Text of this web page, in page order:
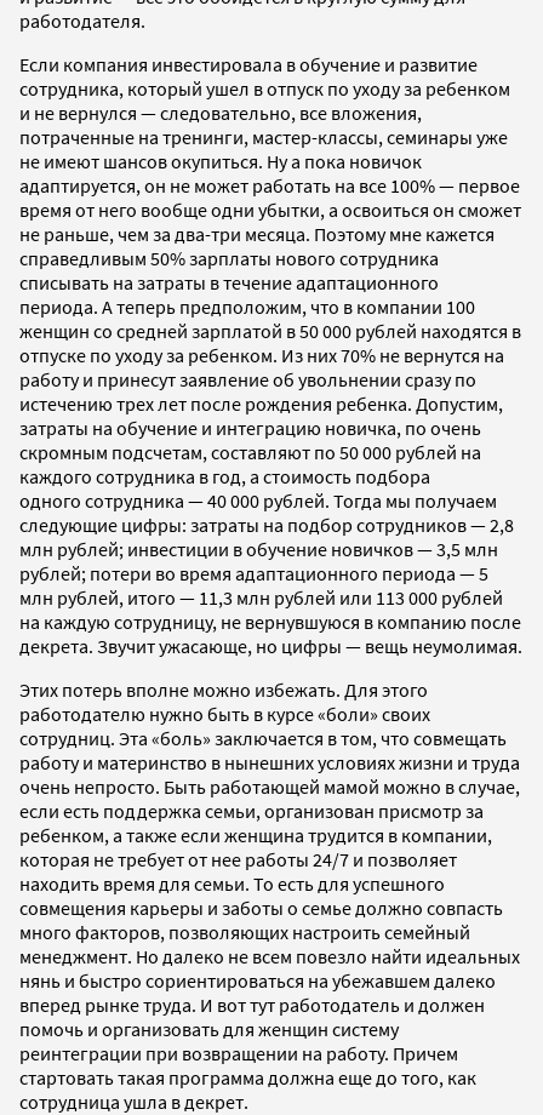
работодателя.
Если компания инвестировала в обучение и развитие
сотрудника, который ушел в отпуск по уходу за ребенком
и не вернулся — следовательно, все вложения,
потраченные на тренинги, мастер-классы, семинары уже
не имеют шансов окупиться. Ну а пока новичок
адаптируется, он не может работать на все 100% — первое
время от него вообще одни убытки, а освоиться он сможет
не раньше, чем за два-три месяца. Поэтому мне кажется
справедливым 50% зарплаты нового сотрудника
списывать на затраты в течение адаптационного
периода. А теперь предположим, что в компании 100
женщин со средней зарплатой в 50 000 рублей находятся в
отпуске по уходу за ребенком. Из них 70% не вернутся на
работу и принесут заявление об увольнении сразу по
истечению трех лет после рождения ребенка. Допустим,
затраты на обучение и интеграцию новичка, по очень
скромным подсчетам, составляют по 50 000 рублей на
каждого сотрудника в год, а стоимость подбора
одного сотрудника — 40 000 рублей. Тогда мы получаем
следующие цифры: затраты на подбор сотрудников — 2,8
млн рублей; инвестиции в обучение новичков — 3,5 млн
рублей; потери во время адаптационного периода — 5
млн рублей, итого — 11,3 млн рублей или 113 000 рублей
на каждую сотрудницу, не вернувшуюся в компанию после
декрета. Звучит ужасающе, но цифры — вещь неумолимая.
Этих потерь вполне можно избежать. Для этого
работодателю нужно быть в курсе «боли» своих
сотрудниц. Эта «боль» заключается в том, что совмещать
работу и материнство в нынешних условиях жизни и труда
очень непросто. Быть работающей мамой можно в случае,
если есть поддержка семьи, организован присмотр за
ребенком, а также если женщина трудится в компании,
которая не требует от нее работы 24/7 и позволяет
находить время для семьи. То есть для успешного
совмещения карьеры и заботы о семье должно совпасть
много факторов, позволяющих настроить семейный
менеджмент. Но далеко не всем повезло найти идеальных
нянь и быстро сориентироваться на убежавшем далеко
вперед рынке труда. И вот тут работодатель и должен
помочь и организовать для женщин систему
реинтеграции при возвращении на работу. Причем
стартовать такая программа должна еще до того, как
сотрудница ушла в декрет.